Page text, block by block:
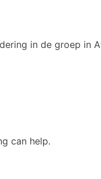
in de groep in
can help.